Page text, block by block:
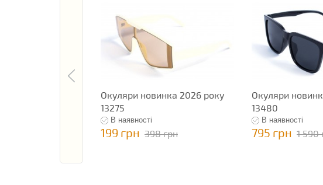
Окуляри новинка 2026 року
13275
В наявності
199 грн 398 грн
Окуляри
13480
В наявності
795 грн 1 590